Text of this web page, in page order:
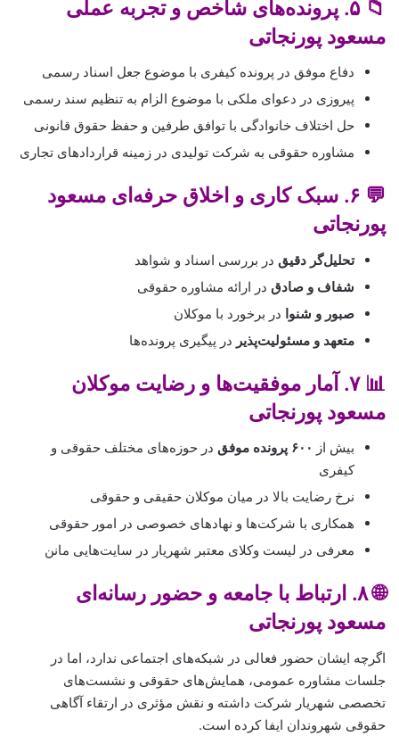
📁 ۵. پرونده‌های شاخص و تجربه عملی
مسعود پورنجاتی
دفاع موفق در پرونده کیفری با موضوع جعل اسناد رسمی
پیروزی در دعوای ملکی با موضوع الزام به تنظیم سند رسمی
حل اختلاف خانوادگی با توافق طرفین و حفظ حقوق قانونی
مشاوره حقوقی به شرکت تولیدی در زمینه قراردادهای تجاری
💬 ۶. سبک کاری و اخلاق حرفه‌ای مسعود
پورنجاتی
تحلیل‌گر دقیق در بررسی اسناد و شواهد
شفاف و صادق در ارائه مشاوره حقوقی
صبور و شنوا در برخورد با موکلان
متعهد و مسئولیت‌پذیر در پیگیری پرونده‌ها
📊 ۷. آمار موفقیت‌ها و رضایت موکلان
مسعود پورنجاتی
بیش از ۶۰۰ پرونده موفق
در حوزه‌های مختلف حقوقی و
کیفری
نرخ رضایت بالا در میان موکلان حقیقی و حقوقی
همکاری با شرکت‌ها و نهادهای خصوصی در امور حقوقی
معرفی در لیست وکلای معتبر شهریار در سایت‌هایی مانن
🌐 ۸. ارتباط با جامعه و حضور رسانه‌ای
مسعود پورنجاتی
اگرچه ایشان حضور فعالی در شبکه‌های اجتماعی ندارد، اما در
جلسات مشاوره عمومی، همایش‌های حقوقی و نشست‌های
تخصصی شهریار شرکت داشته و نقش مؤثری در ارتقاء آگاهی
حقوقی شهروندان ایفا کرده است.